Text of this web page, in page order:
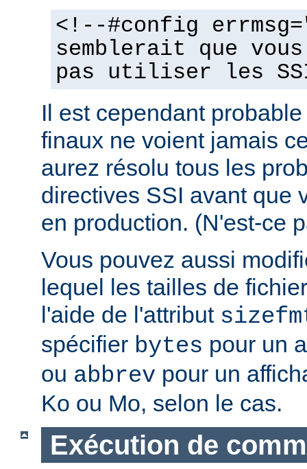
<!--#config
semblerait que
pas utiliser les
Il est cependant
finaux ne voient jamais
aurez résolu tous les
directives SSI avant que
en production. (N'est-ce
Vous pouvez aussi
lequel les tailles de
l'aide de l'attribut
spécifier bytes pour un
ou abbrev pour un
Ko ou Mo, selon le cas.
Exécution de